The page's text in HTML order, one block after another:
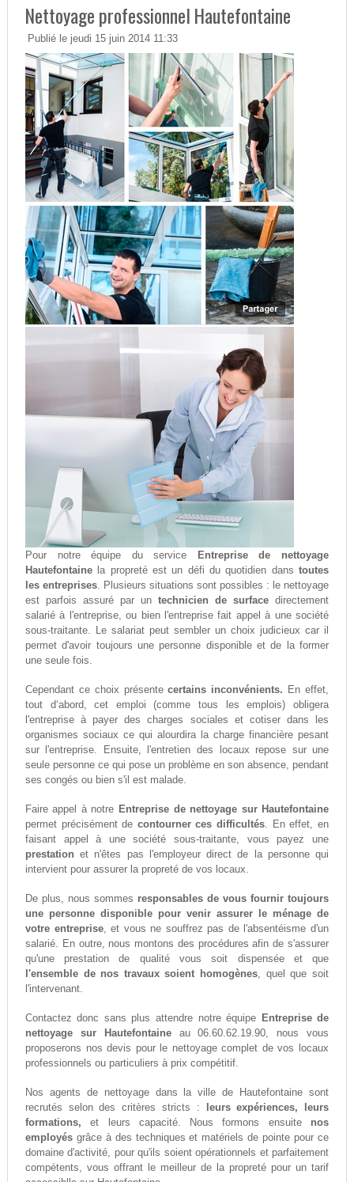
Nettoyage professionnel Hautefontaine
Publié le jeudi 15 juin 2014 11:33
Pour notre équipe du service
Entreprise de nettoyage
Hautefontainela propreté est un défi du quotidien danstoutes
les entreprises. Plusieurs situations sont possibles : le nettoyage
est parfois assuré par untechnicien de surface directement
salarié à l'entreprise, ou bien l'entreprise fait appel à une société
sous-traitante. Le salariat peut sembler un choix judicieux car il
permet d'avoir toujours une personne disponible et de la former
une seule fois.
Cependant ce choix présentecertains inconvénients. En effet,
tout d‘abord, cet emploi (comme tous les emplois) obligera
l'entreprise à payer des charges sociales et cotiser dans les
organismes sociaux ce qui alourdira la charge financière pesant
sur l'entreprise. Ensuite, l'entretien des locaux repose sur une
seule personne ce qui pose un problème en son absence, pendant
ses congés ou bien s'il est malade.
Faire appel à notre Entreprise de nettoyage sur Hautefontaine
permet précisément de contourner ces difficultés. En effet, en
faisant appel à une société sous-traitante, vous payez une
prestation et n'êtes pas l'employeur direct de la personne qui
intervient pour assurer la propreté de vos locaux.
De plus, nous sommes responsables de vous fournir toujours
une personne disponible pour venir assurer le ménage de
votre entreprise, et vous ne souffrez pas de l'absentéisme d'un
salarié. En outre, nous montons des procédures afin de s'assurer
qu'une prestation de qualité vous soit dispensée et que
l'ensemble de nos travaux soient homogènes, quel que soit
l'intervenant.
Contactez donc sans plus attendre notre équipe Entreprise de
nettoyage sur Hautefontaineau 06.60.62.19.90, nous vous
proposerons nos devis pour le nettoyage complet de vos locaux
professionnels ou particuliers à prix compétitif.
Nos agents de nettoyage dans la ville de Hautefontaine sont
recrutés selon des critères stricts :
leurs expériences, leurs
formations, et leurs capacité. Nous formons ensuite nos
employésgrâce à des techniques et matériels de pointe pour ce
domaine d'activité, pour qu'ils soient opérationnels et parfaitement
compétents, vous offrant le meilleur de la propreté pour un tarif